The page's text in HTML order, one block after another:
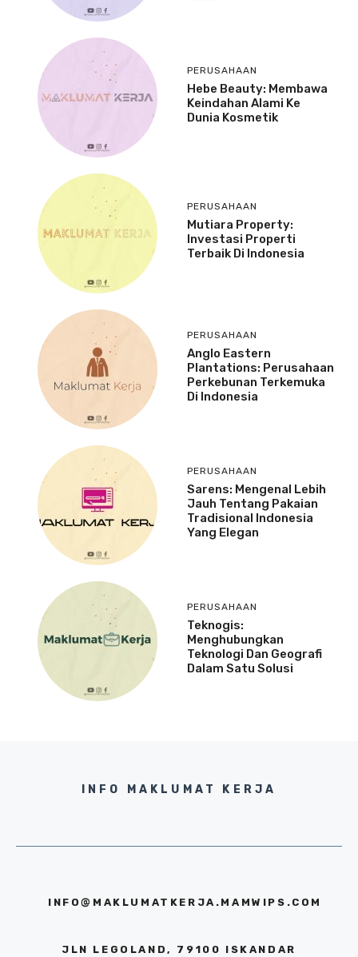
PERUSAHAAN
Hebe Beauty: Membawa
Keindahan Alami Ke
Dunia Kosmetik
PERUSAHAAN
Mutiara Property:
Investasi Properti
Terbaik Di Indonesia
PERUSAHAAN
Anglo Eastern
Plantations: Perusahaan
Perkebunan Terkemuka
Di Indonesia
PERUSAHAAN
Sarens: Mengenal Lebih
Jauh Tentang Pakaian
Tradisional Indonesia
Yang Elegan
PERUSAHAAN
Teknogis:
Menghubungkan
Teknologi Dan Geografi
Dalam Satu Solusi
INFO MAKLUMAT KERJA
INFO@MAKLUMATKERJA.MAMWIPS.COM
JLN LEGOLAND, 79100 ISKANDAR